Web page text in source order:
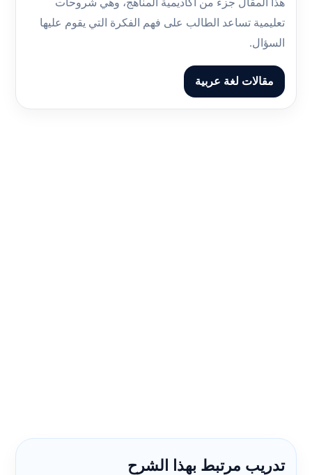
هذا المقال جزء من أكاديمية المناهج، وهي شروحات
تعليمية تساعد الطالب على فهم الفكرة التي يقوم عليها
السؤال.
مقالات لغة عربية
تدريب مرتبط بهذا الشرح